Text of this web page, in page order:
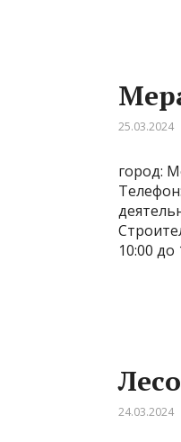
25.03.2024
город:
10:00 до
24.03.2024